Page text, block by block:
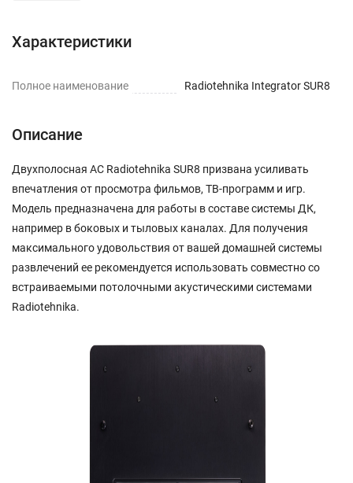
Характеристики
Полное наименование Radiotehnika Integrator SUR8
Описание
Двухполосная АС Radiotehnika SUR8 призвана усиливать
впечатления от просмотра фильмов, ТВ-программ и игр.
Модель предназначена для работы в составе системы ДК,
например в боковых и тыловых каналах. Для получения
максимального удовольствия от вашей домашней системы
развлечений ее рекомендуется использовать совместно со
встраиваемыми потолочными акустическими системами
Radiotehnika.